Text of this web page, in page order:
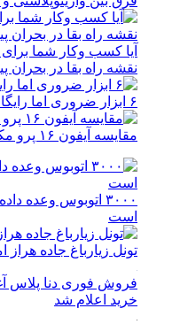
آیا کسب وکار شما
نقشه راه بقا در بحران
۶ ابزار ضروری اما رایگان برای ترید موفق در فارکس
مقایسه آیفون ۱۶ پرو مکس با سایر پرچمداران بازار
۳۰۰۰ اتوبوس وعده
است
تونل زیارباغ جاده
فروش فوری دنا پلاس
خرید اعلام شد